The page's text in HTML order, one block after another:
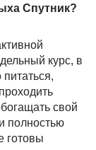
Спутник?
курс, в
свой
полностью
готовы